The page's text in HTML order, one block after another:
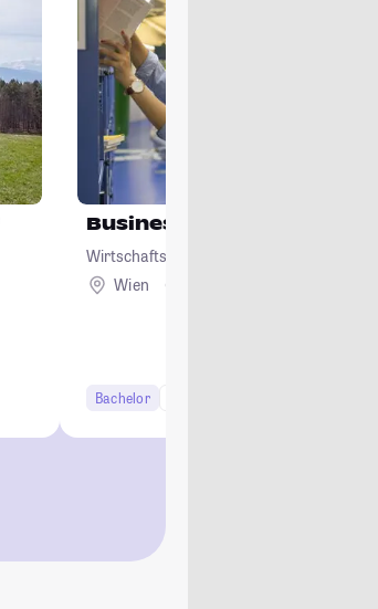
Business and Economics
Wirtschaftsuniversität Wien
Wien
Bachelor